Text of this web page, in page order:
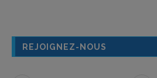
REJOIGNEZ-NOUS